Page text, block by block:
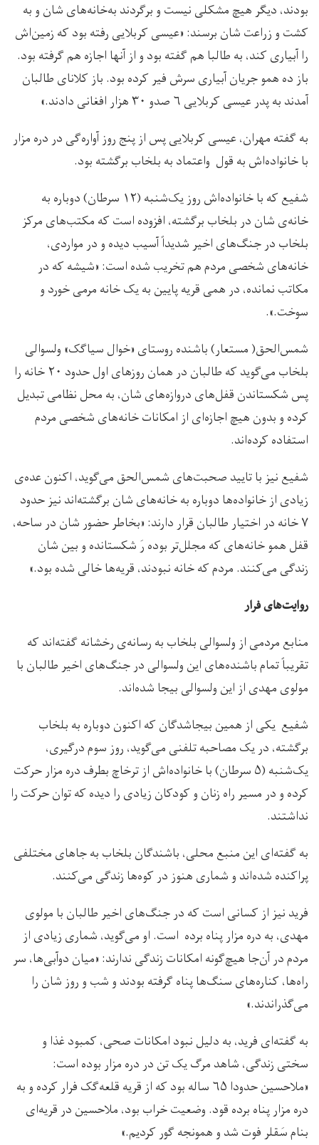
بودند، دیگر هیچ مشکلی نیست و برگردند به‌خانه‌های شان و به
کشت و زراعت شان برسند: «عیسی کربلایی رفته بود که زمین‌اش
را آبیاری کند، به طالبا هم گفته بود و از آنها اجازه هم گرفته بود.
باز ده همو جریان آبیاری سرش فیر کرده بود. باز کلانای طالبان
آمدند به پدر عیسی کربلایی ۶ صدو ۳۰ هزار افغانی دادند.»
به گفته مهران، عیسی کربلایی پس از پنج روز آواره‌گی در دره مزار
با خانواده‌اش به قول واعتماد به بلخاب برگشته بود.
شفیع که با خانواده‌اش روز یک‌شنبه (۱۲ سرطان) دوباره به
خانه‌ی شان در بلخاب برگشته، افزوده است که مکتب‌های مرکز
بلخاب در جنگ‌های اخیر شدیداً آسیب دیده و در مواردی،
خانه‌های شخصی مردم هم تخریب شده است: «شیشه‌ که در
مکاتب نمانده، در همی قریه پایین به یک خانه مرمی خورد و
سوخت.».
شمس‌الحق( مستعار) باشنده روستای «خوال سیاگک» ولسوالی
بلخاب می‌گوید که طالبان در همان روزهای اول حدود ۲۰ خانه را
پس شکستاندن قفل‌های دروازه‌های شان، به محل نظامی تبدیل
کرده و بدون هیچ اجازه‌ای از امکانات خانه‌های شخصی مردم
استفاده کرده‌اند.
شفیع نیز با تایید صحبت‌های شمس‌الحق می‌گوید، اکنون عده‌ی
زیادی از خانواده‌ها دوباره به خانه‌های شان برگشته‌اند نیز حدود
۷ خانه در اختیار طالبان قرار دارند: «بخاطر حضور شان در ساحه،
قفل همو خانه‌های که مجلل‌تر بوده رَ شکستانده و بین شان
زندگی می‌کنند. مردم که خانه نبودند، قریه‌ها خالی شده بود.»
روایت‌های فرار
منابع مردمی از ولسوالی بلخاب به رسانه‌ی رخشانه گفته‌اند که
تقریباً تمام باشنده‌های این ولسوالی در جنگ‌های اخیر طالبان با
مولوی مهدی از این ولسوالی بیجا شده‌اند.
شفیع یکی از همین بیجاشدگان که اکنون دوباره به بلخاب
برگشته، در یک مصاحبه تلفنی می‌گوید، روز سوم درگیری،
یک‌شنبه (۵ سرطان) با خانواده‌اش از ترخاچ بطرف دره مزار حرکت
کرده و در مسیر راه زنان و کودکان زیادی را دیده که توان حرکت را
نداشتند.
به گفته‌ای این منبع محلی، باشندگان بلخاب به جاهای مختلفی
پراکنده شده‌اند و شماری هنوز در کوه‌ها زندگی می‌کنند.
فرید نیز از کسانی است که در جنگ‌های اخیر طالبان با مولوی
مهدی، به دره مزار پناه برده است. او می‌گوید، شماری زیادی از
مردم در آن‌جا هیچ‌گونه امکانات زندگی ندارند: «میان دوآبی‌ها، سر
راه‌ها، کناره‌های سنگ‌ها پناه گرفته بودند و شب و روز شان را
می‌گذراندند.»
به گفته‌ای فرید، به دلیل نبود امکانات صحی، کمبود غذا و
سختی زندگی، شاهد مرگ یک تن در دره مزار بوده است:
«ملاحسین حدودا ۶۵ ساله بود که از قریه قلعه‌گک فرار کرده و به
دره مزار پناه برده قود. وضعیت خراب بود، ملاحسین در قریه‌ای
بنام سَقلر فوت شد و همونجه گور کردیم.»